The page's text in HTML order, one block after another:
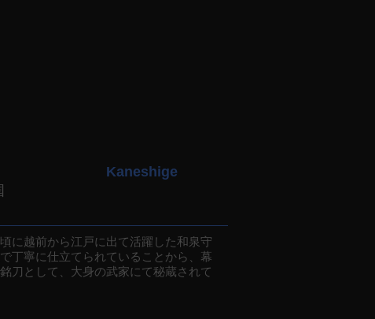
Kaneshige
に越前から江戸に出て活躍した和泉守
丁寧に仕立てられていることから、幕
刀として、大身の武家にて秘蔵されて